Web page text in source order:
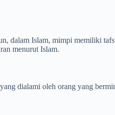
dalam Islam, mimpi memiliki
menurut Islam.
dialami oleh orang yang